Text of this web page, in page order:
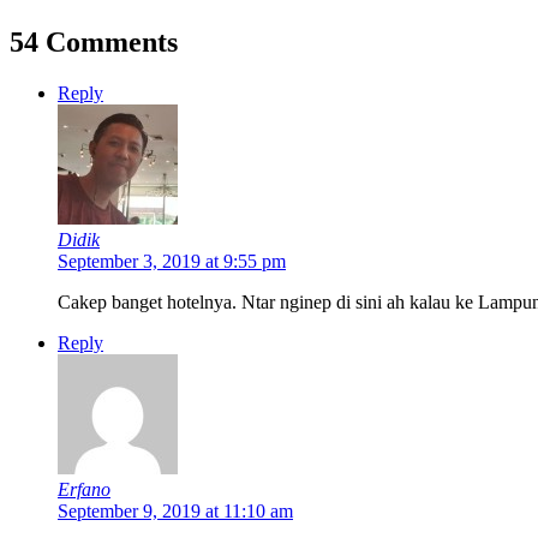
54 Comments
Reply
Didik
September 3, 2019 at 9:55 pm
Cakep banget hotelnya. Ntar nginep di sini ah kalau ke
Reply
Erfano
September 9, 2019 at 11:10 am